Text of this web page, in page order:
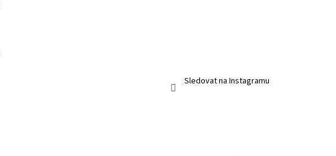
Sledovat na Instagramu